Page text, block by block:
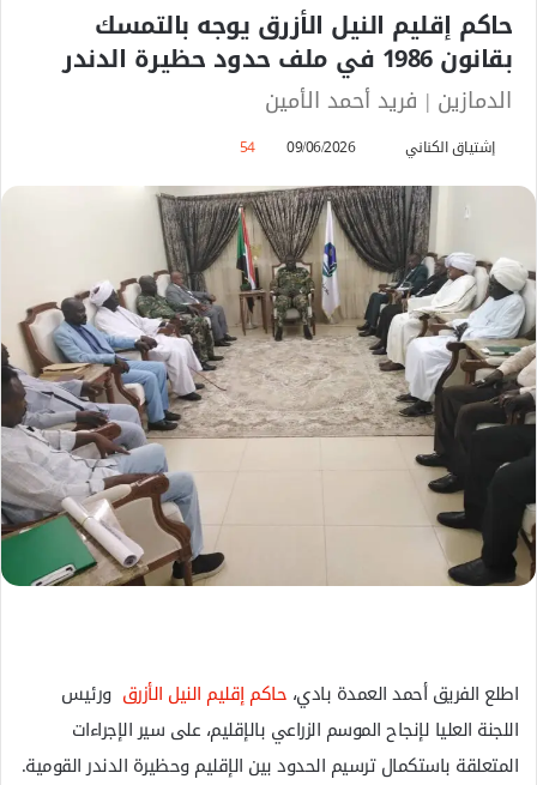
حاكم إقليم النيل الأزرق يوجه بالتمسك
بقانون 1986 في ملف حدود حظيرة الدندر
الدمازين | فريد أحمد الأمين
إشتياق الكناني
س
ل
ب
ر
د
ا
إ
ل
09/06/2026
54
اطلع الفريق أحمد العمدة بادي، حاكم إقليم النيل الأزرق ورئيس
اللجنة العليا لإنجاح الموسم الزراعي بالإقليم، على سير الإجراءات
المتعلقة باستكمال ترسيم الحدود بين الإقليم وحظيرة الدندر القومية.